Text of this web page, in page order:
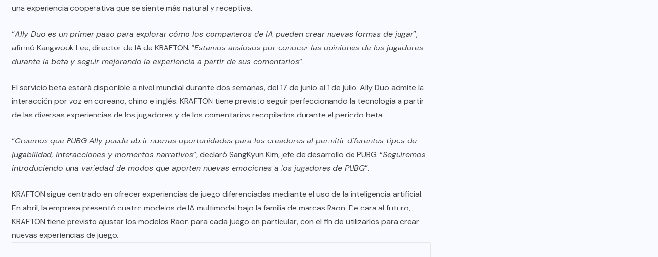
una experiencia cooperativa que se siente más natural y receptiva.
“Ally Duo es un primer paso para explorar cómo los compañeros de IA pueden crear nuevas formas de jugar”,
afirmó Kangwook Lee, director de IA de KRAFTON. “Estamos ansiosos por conocer las opiniones de los jugadores
durante la beta y seguir mejorando la experiencia a partir de sus comentarios”.
El servicio beta estará disponible a nivel mundial durante dos semanas, del 17 de junio al 1 de julio. Ally Duo admite la
interacción por voz en coreano, chino e inglés. KRAFTON tiene previsto seguir perfeccionando la tecnología a partir
de las diversas experiencias de los jugadores y de los comentarios recopilados durante el periodo beta.
“Creemos que PUBG Ally puede abrir nuevas oportunidades para los creadores al permitir diferentes tipos de
jugabilidad, interacciones y momentos narrativos”, declaró SangKyun Kim, jefe de desarrollo de PUBG. “Seguiremos
introduciendo una variedad de modos que aporten nuevas emociones a los jugadores de PUBG”.
KRAFTON sigue centrado en ofrecer experiencias de juego diferenciadas mediante el uso de la inteligencia artificial.
En abril, la empresa presentó cuatro modelos de IA multimodal bajo la familia de marcas Raon. De cara al futuro,
KRAFTON tiene previsto ajustar los modelos Raon para cada juego en particular, con el fin de utilizarlos para crear
nuevas experiencias de juego.